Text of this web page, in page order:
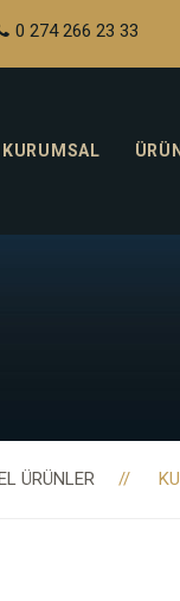
0 274 266 23 33
KURUMSAL
ÜRÜNLER